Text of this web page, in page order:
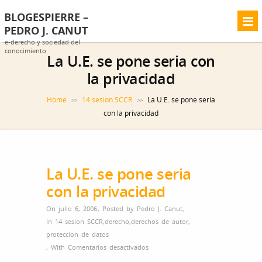
BLOGESPIERRE –
PEDRO J. CANUT
e-derecho y sociedad del
conocimiento
La U.E. se pone seria con
la privacidad
Home >> 14 sesion SCCR >>
La U.E. se pone seria
con la privacidad
La U.E. se pone seria
con la privacidad
On julio 6, 2006, Posted by Pedro J. Canut,
In 14 sesion SCCR,derecho,derechos de autor,
proteccion de datos
, With Comentarios desactivadosen